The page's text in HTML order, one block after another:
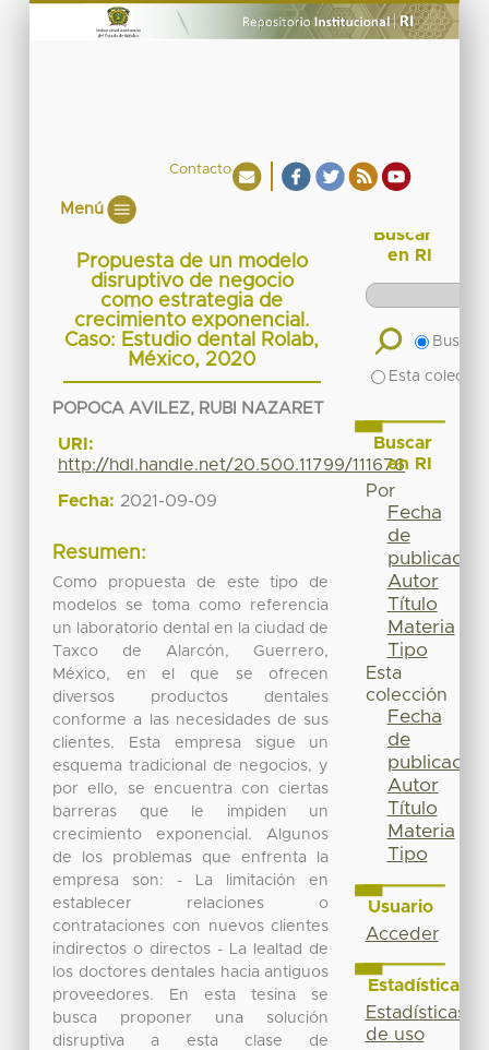
Contacto
Menú
Propuesta de un modelo
disruptivo de negocio
como estrategia de
crecimiento exponencial.
Caso: Estudio dental Rolab,
México, 2020
POPOCA AVILEZ, RUBI NAZARET
URI:
http://hdl.handle.net/20.500.11799/111676
Fecha: 2021-09-09
Resumen:
Como propuesta de este tipo de
modelos se toma como referencia
un laboratorio dental en la ciudad de
Taxco de Alarcón, Guerrero,
México, en el que se ofrecen
diversos productos dentales
conforme a las necesidades de sus
clientes. Esta empresa sigue un
esquema tradicional de negocios, y
por ello, se encuentra con ciertas
barreras que le impiden un
crecimiento exponencial. Algunos
de los problemas que enfrenta la
empresa son: - La limitación en
establecer relaciones o
contrataciones con nuevos clientes
indirectos o directos - La lealtad de
los doctores dentales hacia antiguos
proveedores. En esta tesina se
busca proponer una solución
disruptiva a esta clase de
Buscar
en RI
Buscar
Esta
Buscar
en RI
Por
Fecha
de
publicación
Autor
Título
Materia
Tipo
Esta
colección
Fecha
de
publicación
Autor
Título
Materia
Tipo
Usuario
Acceder
Estadísticas
Estadísticas
de uso